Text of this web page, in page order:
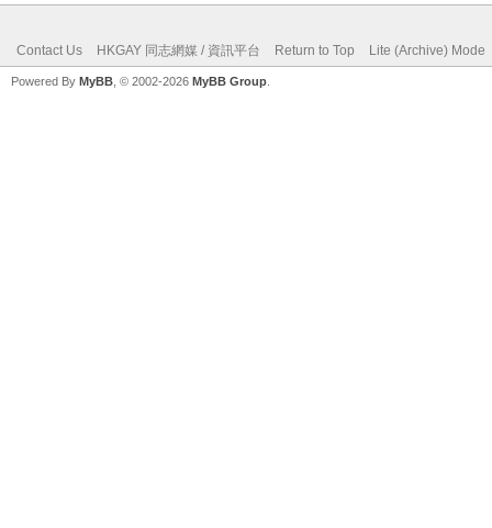
Contact Us HKGAY 同志網媒 / 資訊平台 Return to Top Lite (Archive) Mode
Powered By MyBB , © 2002-2026 MyBB Group